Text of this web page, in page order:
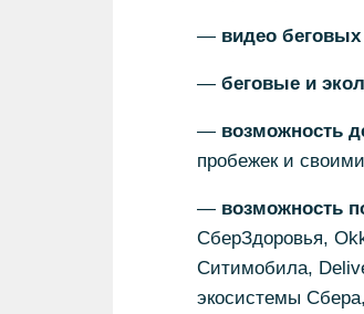
— видео
— беговые и
— возможность
пробежек и
— возможность
СберЗдоровья,
Ситимобила,
экосистемы